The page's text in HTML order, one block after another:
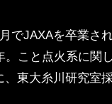
でJAXAを卒業さ
。こと点火系に関
、東大糸川研究室